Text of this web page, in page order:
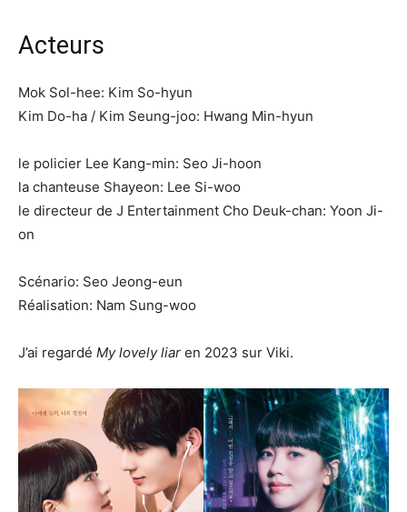
Acteurs
Mok Sol-hee: Kim So-hyun
Kim Do-ha / Kim Seung-joo: Hwang Min-hyun
le policier Lee Kang-min: Seo Ji-hoon
la chanteuse Shayeon: Lee Si-woo
le directeur de J Entertainment Cho Deuk-chan: Yoon Ji-
on
Scénario: Seo Jeong-eun
Réalisation: Nam Sung-woo
J’ai regardé My lovely liar en 2023 sur Viki.